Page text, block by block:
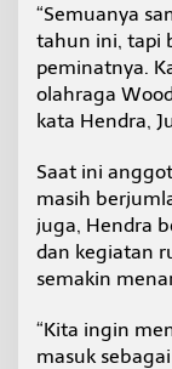
“Semuanya
tahun ini, tapi
peminatnya.
olahraga
kata Hendra,
Saat ini
masih
juga, Hendra
dan kegiatan
semakin
“Kita ingin
masuk